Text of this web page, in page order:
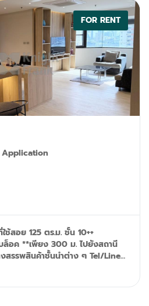
ามปลอดภัยตลอด 24 ชั่วโมง และ
รือทำกิจกรรมประจำวัน ห้องพัก
แช่แข็ง ไมโครเวฟ กาต้มน้ำ เครื่อง
ตาไฟฟ้า - เครื่องปรับอากาศใหม่
- ติดตั้งเตียงคิงไซส์และที่นอนใหม่
มดมีผ้าเช็ดตัวให้ - ติดตั้ง Wi-Fi
- สมาร์ททีวี Samsung ขนาด 55
ชันต่างๆ เช่น NETFLIX,
ลฯ
FOR RENT
Application
สอย 125 ตร.ม. ชั้น 10++
ยังสถานี